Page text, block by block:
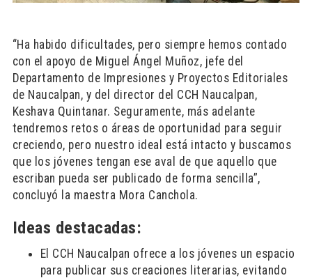
“Ha habido dificultades, pero siempre hemos contado
con el apoyo de Miguel Ángel Muñoz, jefe del
Departamento de Impresiones y Proyectos Editoriales
de Naucalpan, y del director del CCH Naucalpan,
Keshava Quintanar. Seguramente, más adelante
tendremos retos o áreas de oportunidad para seguir
creciendo, pero nuestro ideal está intacto y buscamos
que los jóvenes tengan ese aval de que aquello que
escriban pueda ser publicado de forma sencilla”,
concluyó la maestra Mora Canchola.
Ideas destacadas:
El CCH Naucalpan ofrece a los jóvenes un espacio
para publicar sus creaciones literarias, evitando